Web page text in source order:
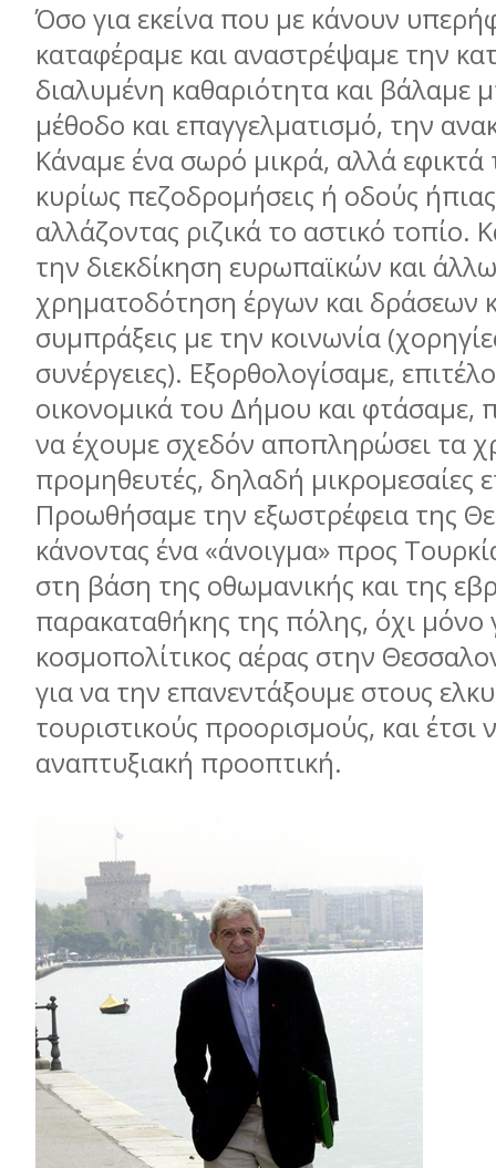
Όσο για εκείνα που με κάνουν
καταφέραμε και αναστρέψαμε την
διαλυμένη καθαριότητα και βάλαμε
μέθοδο και επαγγελματισμό, την
Κάναμε ένα σωρό μικρά, αλλά εφικτά
κυρίως πεζοδρομήσεις ή οδούς
αλλάζοντας ριζικά το αστικό τοπίο.
την διεκδίκηση ευρωπαϊκών και
χρηματοδότηση έργων και δράσεων
συμπράξεις με την κοινωνία
συνέργειες). Εξορθολογίσαμε,
οικονομικά του Δήμου και φτάσαμε,
να έχουμε σχεδόν αποπληρώσει τα
προμηθευτές, δηλαδή μικρομεσαίες
Προωθήσαμε την εξωστρέφεια της
κάνοντας ένα «άνοιγμα» προς
στη βάση της οθωμανικής και της
παρακαταθήκης της πόλης, όχι μόνο
κοσμοπολίτικος αέρας στην
για να την επανεντάξουμε στους
τουριστικούς προορισμούς, και έτσι
αναπτυξιακή προοπτική.